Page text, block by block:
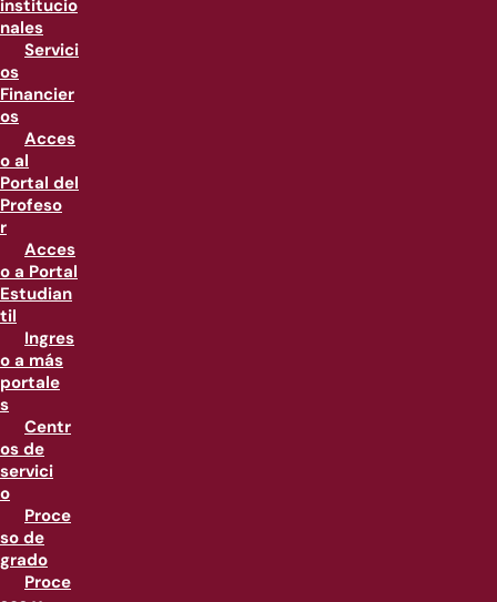
institucio
nales
Servici
os
Financier
os
Acces
o al
Portal del
Profeso
r
Acces
o a Portal
Estudian
til
Ingres
o a más
portale
s
Centr
os de
servici
o
Proce
so de
grado
Proce